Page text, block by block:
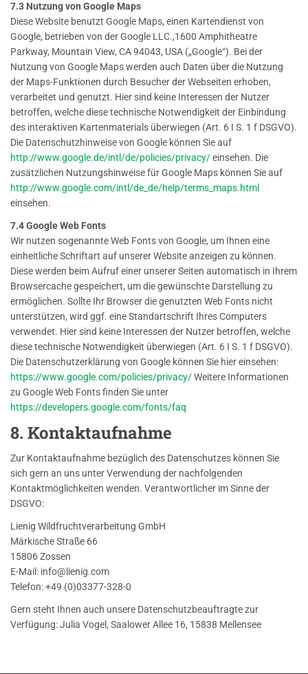
7.3 Nutzung von Google Maps
Diese Website benutzt Google Maps, einen Kartendienst von
Google, betrieben von der Google LLC.,1600 Amphitheatre
Parkway, Mountain View, CA 94043, USA („Google“). Bei der
Nutzung von Google Maps werden auch Daten über die Nutzung
der Maps-Funktionen durch Besucher der Webseiten erhoben,
verarbeitet und genutzt. Hier sind keine Interessen der Nutzer
betroffen, welche diese technische Notwendigkeit der Einbindung
des interaktiven Kartenmaterials überwiegen (Art. 6 I S. 1 f DSGVO).
Die Datenschutzhinweise von Google können Sie auf
http://www.google.de/intl/de/policies/privacy/einsehen. Die
zusätzlichen Nutzungshinweise für Google Maps können Sie auf
http://www.google.com/intl/de_de/help/terms_maps.html
einsehen.
7.4 Google Web Fonts
Wir nutzen sogenannte Web Fonts von Google, um Ihnen eine
einheitliche Schriftart auf unserer Website anzeigen zu können.
Diese werden beim Aufruf einer unserer Seiten automatisch in Ihrem
Browsercache gespeichert, um die gewünschte Darstellung zu
ermöglichen. Sollte Ihr Browser die genutzten Web Fonts nicht
unterstützen, wird ggf. eine Standartschrift Ihres Computers
verwendet. Hier sind keine Interessen der Nutzer betroffen, welche
diese technische Notwendigkeit überwiegen (Art. 6 I S. 1 f DSGVO).
Die Datenschutzerklärung von Google können Sie hier einsehen:
https://www.google.com/policies/privacy/Weitere Informationen
zu Google Web Fonts finden Sie unter
https://developers.google.com/fonts/faq
8. Kontaktaufnahme
Zur Kontaktaufnahme bezüglich des Datenschutzes können Sie
sich gern an uns unter Verwendung der nachfolgenden
Kontaktmöglichkeiten wenden. Verantwortlicher im Sinne der
DSGVO:
Lienig Wildfruchtverarbeitung GmbH
Märkische Straße 66
15806 Zossen
E-Mail: info@lienig.com
Telefon: +49 (0)03377-328-0
Gern steht Ihnen auch unsere Datenschutzbeauftragte zur
Verfügung: Julia Vogel, Saalower Allee 16, 15838 Mellensee